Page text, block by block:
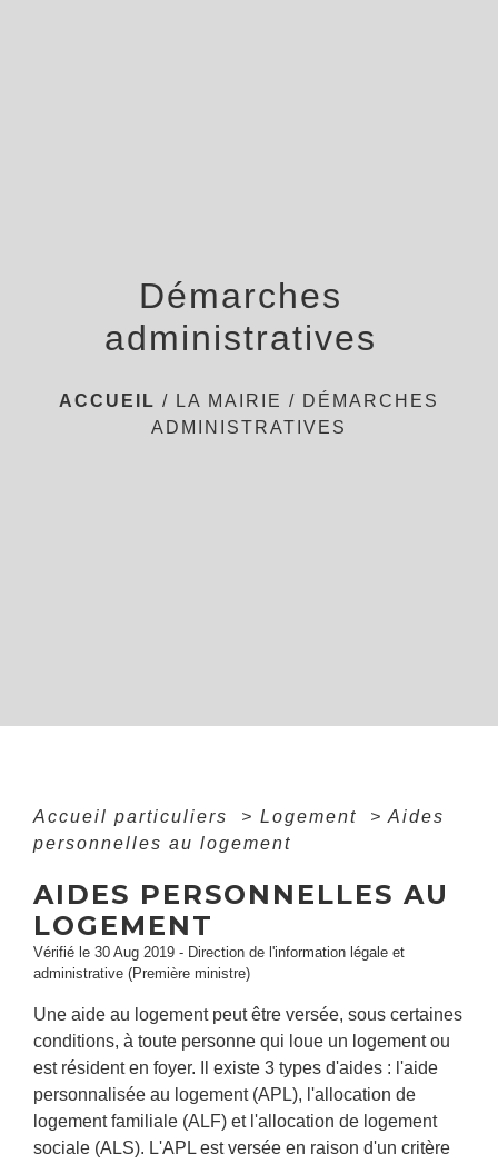
Démarches
administratives
ACCUEIL / LA MAIRIE / DÉMARCHES
ADMINISTRATIVES
Accueil particuliers > Logement > Aides
personnelles au logement
AIDES PERSONNELLES AU
LOGEMENT
Vérifié le 30 Aug 2019 - Direction de l'information légale et
administrative (Première ministre)
Une aide au logement peut être versée, sous certaines
conditions, à toute personne qui loue un logement ou
est résident en foyer. Il existe 3 types d'aides : l'aide
personnalisée au logement (APL), l'allocation de
logement familiale (ALF) et l'allocation de logement
sociale (ALS). L'APL est versée en raison d'un critère